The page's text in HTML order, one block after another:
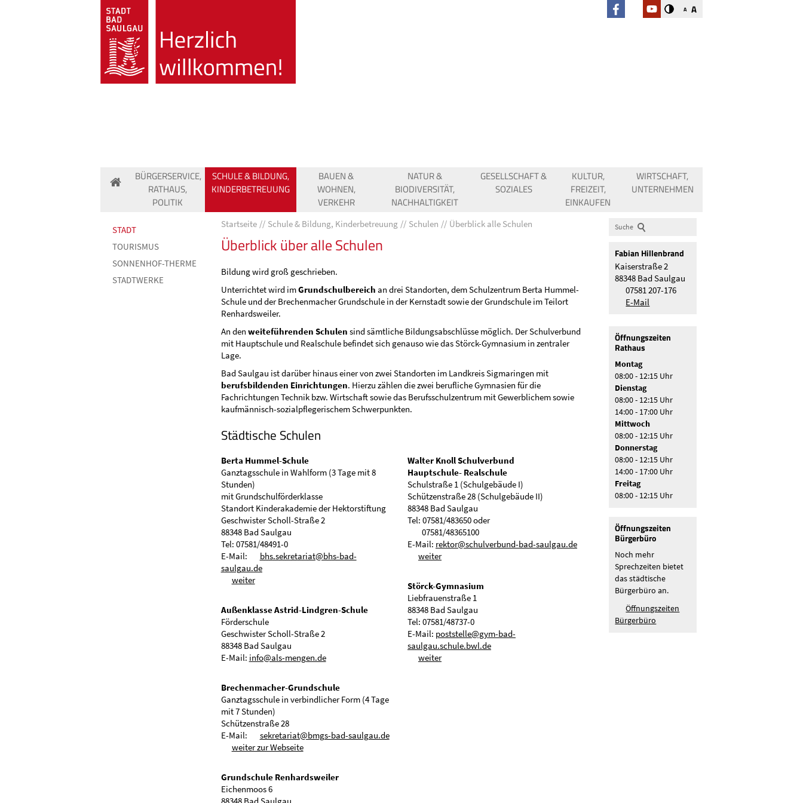
A A
BÜRGERSERVICE,
RATHAUS,
POLITIK
SCHULE & BILDUNG,
KINDERBETREUUNG
BAUEN &
WOHNEN,
VERKEHR
NATUR &
BIODIVERSITÄT,
NACHHALTIGKEIT
GESELLSCHAFT &
SOZIALES
KULTUR,
FREIZEIT,
EINKAUFEN
WIRTSCHAFT,
UNTERNEHMEN
STADT
TOURISMUS
SONNENHOF-THERME
STADTWERKE
Startseite Schule & Bildung, Kinderbetreuung Schulen Überblick alle Schulen
Überblick über alle Schulen
Bildung wird groß geschrieben.
Unterrichtet wird imGrundschulbereich an drei Standorten, dem Schulzentrum Berta Hummel-
Schule und der Brechenmacher Grundschule in der Kernstadt sowie der Grundschule im Teilort
Renhardsweiler.
An den weiteführenden Schulen sind sämtliche Bildungsabschlüsse möglich. Der Schulverbund
mit Hauptschule und Realschule befindet sich genauso wie das Störck-Gymnasium in zentraler
Lage.
Bad Saulgau ist darüber hinaus einer von zwei Standorten im Landkreis Sigmaringen mit
berufsbildenden Einrichtungen. Hierzu zählen die zwei berufliche Gymnasien für die
Fachrichtungen Technik bzw. Wirtschaft sowie das Berufsschulzentrum mit Gewerblichem sowie
kaufmännisch-sozialpflegerischem Schwerpunkten.
Städtische Schulen
Berta Hummel-Schule
Ganztagsschule in Wahlform (3 Tage mit 8
Stunden)
mit Grundschulförderklasse
Standort Kinderakademie der Hektorstiftung
Geschwister Scholl-Straße 2
88348 Bad Saulgau
Tel: 07581/48491-0
E-Mail:
bhs s kr t r t bhs-b d-
s
lg
d
weiter
Außenklasse Astrid-Lindgren-Schule
Förderschule
Geschwister Scholl-Straße 2
88348 Bad Saulgau
E-Mail: info@als-mengen.de
Brechenmacher-Grundschule
Ganztagsschule in verbindlicher Form (4 Tage
mit 7 Stunden)
Schützenstraße 28
E-Mail:
sekretariat@bmgs-bad-saulgau.de
weiter zur Webseite
Grundschule Renhardsweiler
Eichenmoos 6
Walter Knoll Schulverbund
Hauptschule- Realschule
Schulstraße 1 (Schulgebäude I)
Schützenstraße 28 (Schulgebäude II)
88348 Bad Saulgau
Tel: 07581/483650 oder
07581/48365100
E-Mail: rektor@schulverbund-bad-saulgau.de
weiter
Störck-Gymnasium
Liebfrauenstraße 1
88348 Bad Saulgau
Tel: 07581/48737-0
E-Mail: poststelle@gym-bad-
saulgau.schule.bwl.de
weiter
Suche
Fabian Hillenbrand
Kaiserstraße 2
88348 Bad Saulgau
07581 207-176
E-Mail
Öffnungszeiten
Rathaus
Montag
08:00 - 12:15 Uhr
Dienstag
08:00 - 12:15 Uhr
14:00 - 17:00 Uhr
Mittwoch
08:00 - 12:15 Uhr
Donnerstag
08:00 - 12:15 Uhr
14:00 - 17:00 Uhr
Freitag
08:00 - 12:15 Uhr
Öffnungszeiten
Bürgerbüro
Noch mehr
Sprechzeiten bietet
das städtische
Bürgerbüro an.
Öffnungszeiten
Bürgerbüro